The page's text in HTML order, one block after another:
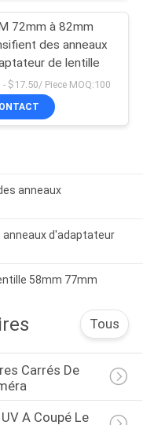
72mm à 82mm
des anneaux
de lentille
- $17.50/ Piece MOQ:100
anneaux
anneaux d'adaptateur
58mm 77mm
Tous
Carrés De
UV A Coupé Le